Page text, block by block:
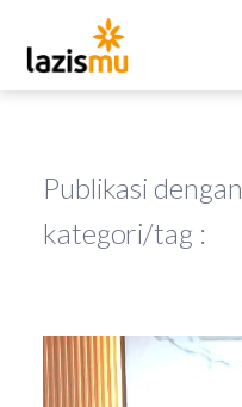
Publikasi dengan
kategori/tag :